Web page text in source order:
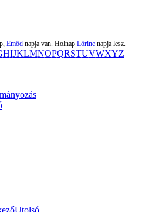
Emőd napja van. Holnap Lőrinc napja lesz.
HIJKLMNOPQRSTUVWXYZ
Utolsó